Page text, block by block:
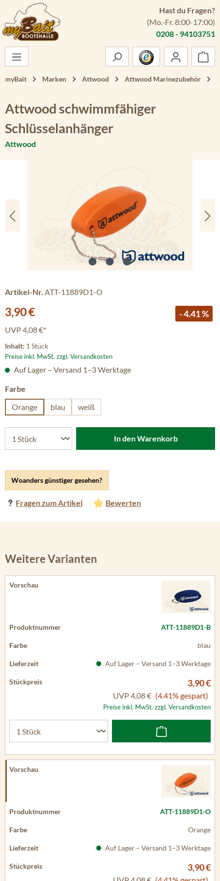
Zum Hauptinhalt springen
Hast du Fragen?
(Mo.-Fr. 8:00-17:00)
0208 - 94103751
myBait Marken Attwood Attwood Marinezubehör
Attwood schwimmfähiger
Schlüsselanhänger
Attwood
Artikel-Nr. ATT-11889D1-O
Verkaufspreis:
3,90 € - 4.41 %
UVP4,08 €*
Inhalt: 1 Stück
Preise inkl. MwSt. zzgl. Versandkosten
Woanders günstiger gesehen?
Fragen zum Artikel Bewerten
Auf Lager – Versand 1–3 Werktage
Farbe
Orange
blau weiß
In den Warenkorb
Weitere Varianten
ATT-11889D1-B
blau
Auf Lager – Versand 1–3 Werktage
3,90 €
UVP4,08 € (4.41% gespart)
Preise inkl. MwSt. zzgl. Versandkosten
ATT-11889D1-O
Orange
Auf Lager – Versand 1–3 Werktage
3,90 €